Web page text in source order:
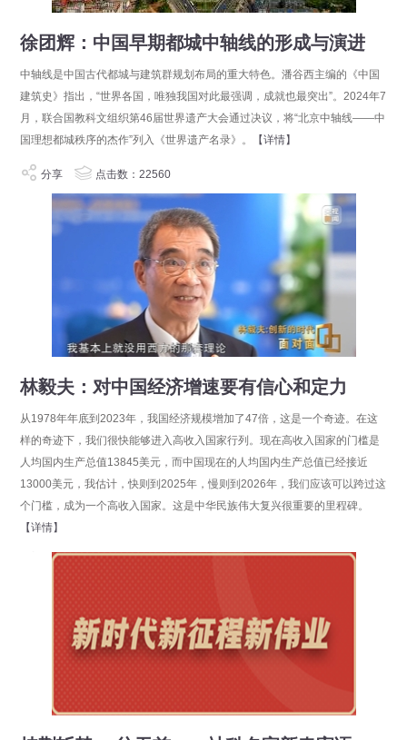
徐团辉：中国早期都城中轴线的形成与演进
中轴线是中国古代都城与建筑群规划布局的重大特色。潘谷西主编的《中国
建筑史》指出，“世界各国，唯独我国对此最强调，成就也最突出”。2024年7
月，联合国教科文组织第46届世界遗产大会通过决议，将“北京中轴线——中
国理想都城秩序的杰作”列入《世界遗产名录》。
【详情】
分享 点击数：22560
林毅夫：对中国经济增速要有信心和定力
从1978年年底到2023年，我国经济规模增加了47倍，这是一个奇迹。在这
样的奇迹下，我们很快能够进入高收入国家行列。现在高收入国家的门槛是
人均国内生产总值13845美元，而中国现在的人均国内生产总值已经接近
13000美元，我估计，快则到2025年，慢则到2026年，我们应该可以跨过这
个门槛，成为一个高收入国家。这是中华民族伟大复兴很重要的里程碑。
【详情】
分享 点击数：14088